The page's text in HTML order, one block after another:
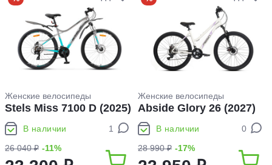
Женские велосипеды
Stels Miss 7100 D (2025)
В наличии
1
26 040 ₽ -11%
Женские велосипеды
Abside Glory 26 (2027)
В наличии
0
28 990 ₽ -17%